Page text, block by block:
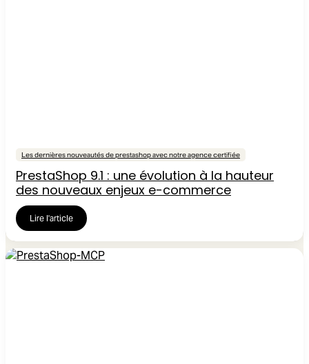
Les dernières nouveautés de prestashop avec notre agence certifiée
PrestaShop 9.1 : une évolution à la hauteur
des nouveaux enjeux e-commerce
Lire l'article